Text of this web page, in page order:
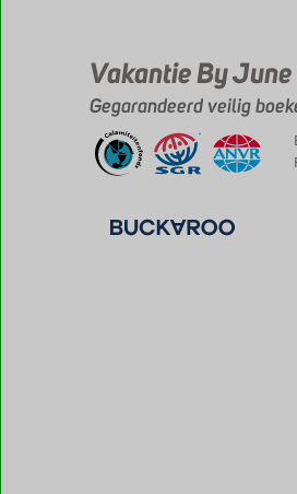
Vakantie By June
Gegarandeerd veilig